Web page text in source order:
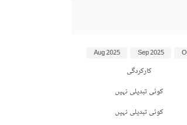
کارکردگی
کوئی تبدیلی نہیں
کوئی تبدیلی نہیں
Sep 2025
Aug 2025